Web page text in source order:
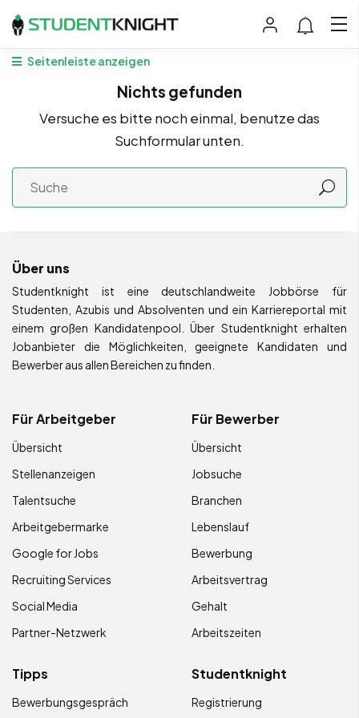
Seitenleiste anzeigen
Nichts gefunden
Versuche es bitte noch einmal, benutze das
Suchformular unten.
Über uns
Studentknight ist eine deutschlandweite Jobbörse für
Studenten, Azubis und Absolventen und ein Karriereportal mit
einem großen Kandidatenpool. Über Studentknight erhalten
Jobanbieter die Möglichkeiten, geeignete Kandidaten und
Bewerber aus allen Bereichen zu finden.
Für Arbeitgeber
Übersicht
Stellenanzeigen
Talentsuche
Arbeitgebermarke
Google for Jobs
Recruiting Services
Social Media
Partner-Netzwerk
Für Bewerber
Übersicht
Jobsuche
Branchen
Lebenslauf
Bewerbung
Arbeitsvertrag
Gehalt
Arbeitszeiten
Tipps
Bewerbungsgespräch
Studentknight
Registrierung